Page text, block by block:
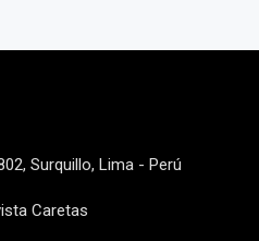
Surquillo, Lima - Perú
Caretas